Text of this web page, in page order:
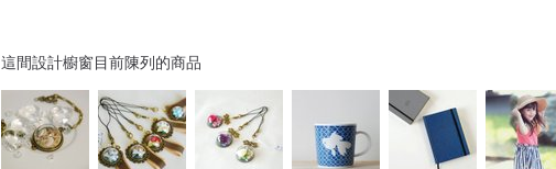
這間設計櫥窗目前陳列的商品